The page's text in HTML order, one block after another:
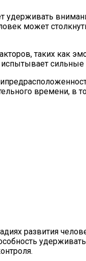
удерживать
может
таких как
испытывает
времени, в
развития